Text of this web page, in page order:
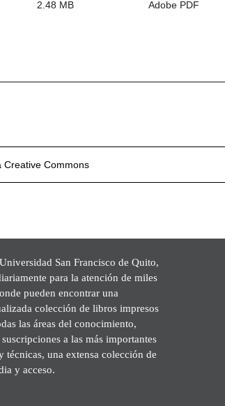
2.48 MB Adobe PDF
Creative Commons
San Francisco de Quito,
para la atención de miles
pueden encontrar una
colección de libros impresos
las áreas del conocimiento,
a las más importantes
técnicas, una extensa colección de
y acceso.